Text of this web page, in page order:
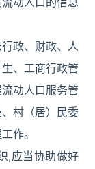
政、财政、人
、工商行政管
动人口服务管
村（居）民委
作。
,应当协助做好